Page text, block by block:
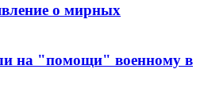
о мирных
на "помощи" военному в